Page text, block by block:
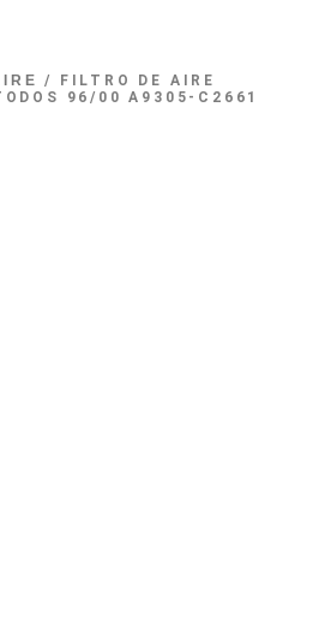
/ FILTRO DE AIRE
96/00 A9305-C2661